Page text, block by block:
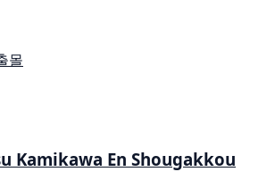
몰
Kamikawa En Shougakkou